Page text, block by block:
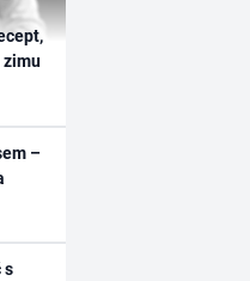
zimu
–
s